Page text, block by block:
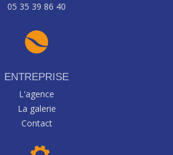
05 35 39 86 40
ENTREPRISE
L'agence
La galerie
Contact